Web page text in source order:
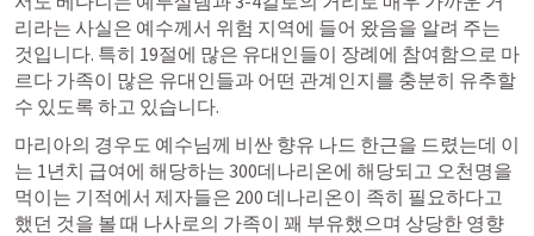
리라는 사실은 예수께서 위험 지역에 들어 왔음을 알려 주는
것입니다. 특히 19절에 많은 유대인들이 장례에 참여함으로 마
르다 가족이 많은 유대인들과 어떤 관계인지를 충분히 유추할
수 있도록 하고 있습니다.
마리아의 경우도 예수님께 비싼 향유 나드 한근을 드렸는데 이
는 1년치 급여에 해당하는 300데나리온에 해당되고 오천명을
먹이는 기적에서 제자들은 200 데나리온이 족히 필요하다고
했던 것을 볼 때 나사로의 가족이 꽤 부유했으며 상당한 영향